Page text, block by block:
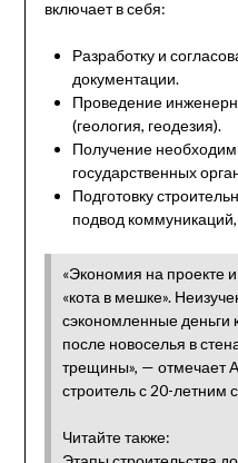
включает в себя:
Разработку и
документации.
Проведение
(геология, геодезия).
Получение
государственных
Подготовку
подвод
«Экономия на проекте
«кота в мешке».
сэкономленные деньги
после новоселья в
трещины», — отмечает
строитель с 20-летним
Читайте также: